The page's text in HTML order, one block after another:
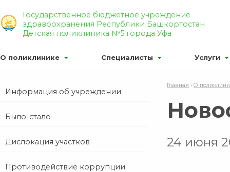
Р’РµСЂСЃРёСЏ РґР»СЏ
Р¦РІРµС‚РѕРІР°СЏ СЃС…РµРјР°:Р¦ Р¦ Р¦
Государственное бюджетное учреждение
здравоохранения Республики Башкортостан
Детская поликлиника №5 города Уфа
О поликлинике Специалисты Услуги
Информация об учреждении
Было-стало
Дислокация участков
Противодействие коррупции
Главная • О
24 июня